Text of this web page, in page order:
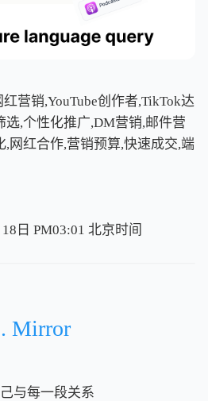
营销,YouTube创作者,TikTok达
选,个性化推广,DM营销,邮件营
,网红合作,营销预算,快速成交,端
日 PM03:01 北京时间
北京时间
Mirror
与每一段关系